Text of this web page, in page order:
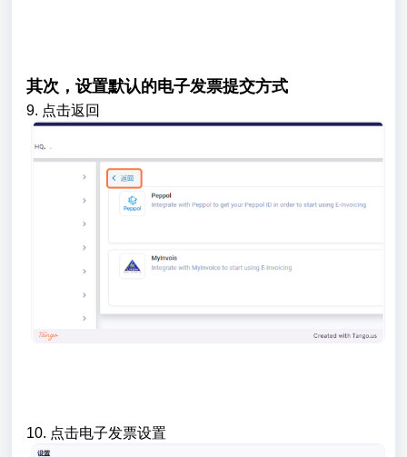
其次，设置默认的电子发票提交方式
9. 点击返回
10. 点击电子发票设置